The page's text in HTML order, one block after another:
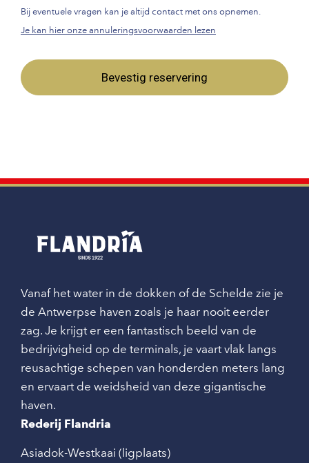
Bij eventuele vragen kan je altijd contact met ons opnemen.
Je kan hier onze annuleringsvoorwaarden lezen
Bevestig reservering
Vanaf het water in de dokken of de Schelde zie je
de Antwerpse haven zoals je haar nooit eerder
zag. Je krijgt er een fantastisch beeld van de
bedrijvigheid op de terminals, je vaart vlak langs
reusachtige schepen van honderden meters lang
en ervaart de weidsheid van deze gigantische
haven.
Rederij Flandria
Asiadok-Westkaai (ligplaats)